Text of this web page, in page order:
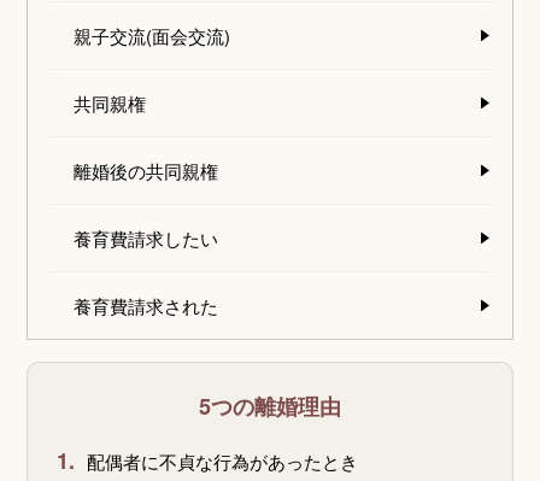
親子交流(面会交流)
共同親権
離婚後の共同親権
養育費請求したい
養育費請求された
5つの離婚理由
1. 配偶者に不貞な行為があったとき